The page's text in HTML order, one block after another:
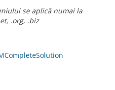
se aplică numai la
.org, .biz